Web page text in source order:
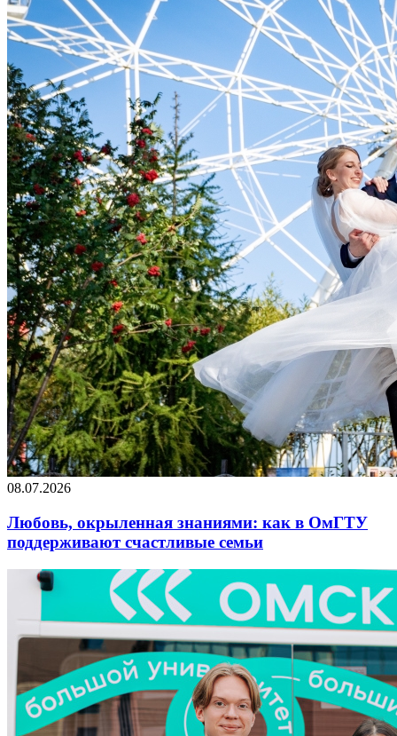
08.07.2026
Любовь, окрыленная знаниями: как в ОмГТУ
поддерживают счастливые семьи